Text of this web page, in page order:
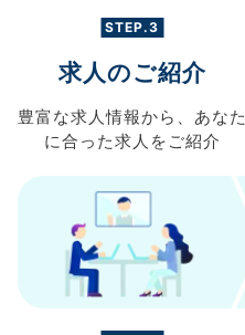
STEP.3
求人のご紹介
豊富な求人情報から、 あなた
に合った求人を ご紹介